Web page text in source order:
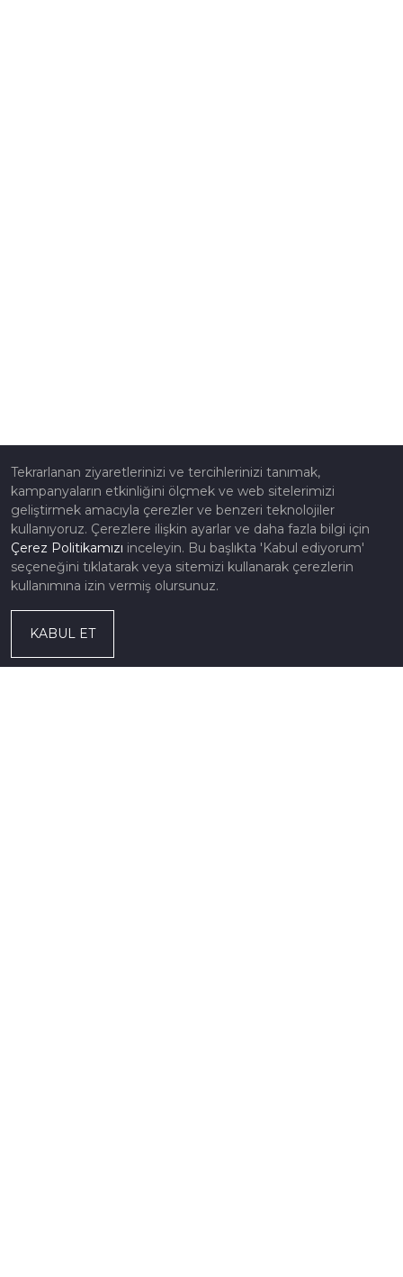
Tekrarlanan ziyaretlerinizi ve tercihlerinizi tanımak,
kampanyaların etkinliğini ölçmek ve web sitelerimizi
geliştirmek amacıyla çerezler ve benzeri teknolojiler
kullanıyoruz. Çerezlere ilişkin ayarlar ve daha fazla bilgi için
Çerez Politikamızı inceleyin. Bu başlıkta 'Kabul ediyorum'
seçeneğini tıklatarak veya sitemizi kullanarak çerezlerin
kullanımına izin vermiş olursunuz.
KABUL ET